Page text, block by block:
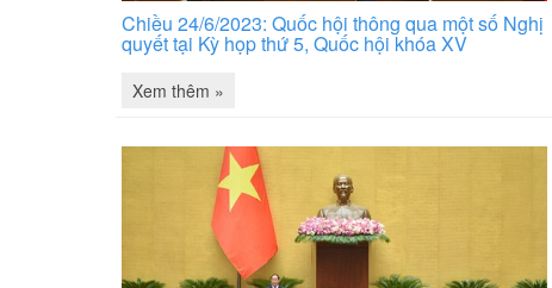
Chiều 24/6/2023: Quốc hội thông qua một số Nghị
quyết tại Kỳ họp thứ 5, Quốc hội khóa XV
Xem thêm »